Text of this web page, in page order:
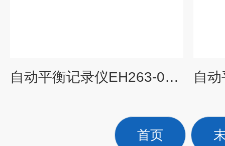
自动平衡记录仪EH263-01上海大华仪表厂
首页